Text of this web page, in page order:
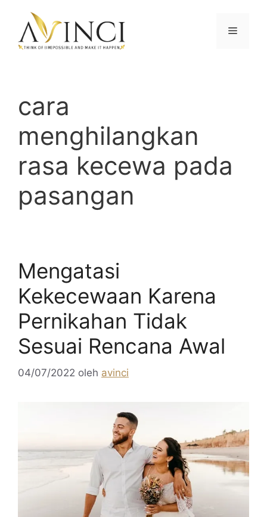
Menu
cara
menghilangkan
rasa kecewa pada
pasangan
Mengatasi
Kekecewaan Karena
Pernikahan Tidak
Sesuai Rencana Awal
04/07/2022 oleh avinci